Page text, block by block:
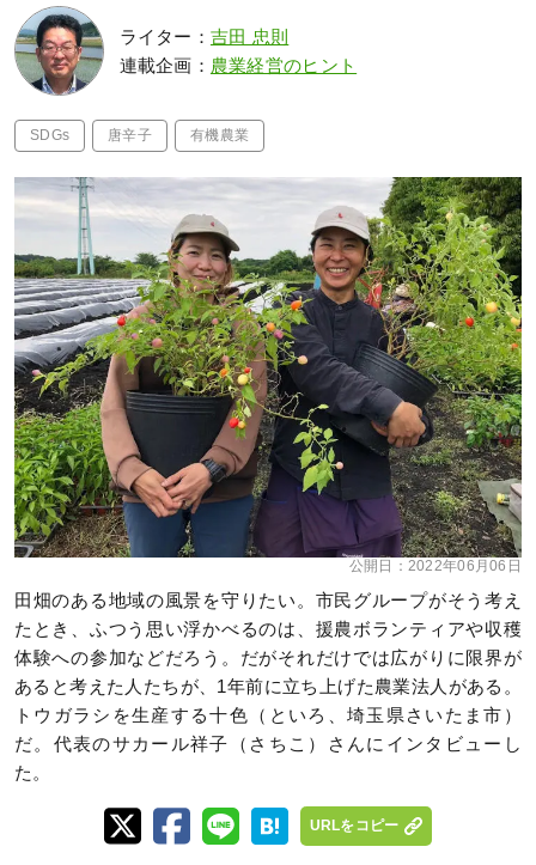
ライター： 吉田 忠則
連載企画： 農業経営のヒント
SDGs 唐辛子 有機農業
公開日： 2022年06月06日
田畑のある地域の風景を守りたい。市民グループがそう考え
たとき、ふつう思い浮かべるのは、援農ボランティアや収穫
体験への参加などだろう。だがそれだけでは広がりに限界が
あると考えた人たちが、1年前に立ち上げた農業法人がある。
トウガラシを生産する十色（といろ、埼玉県さいたま市）
だ。代表のサカール祥子（さちこ）さんにインタビューし
た。
URLをコピー